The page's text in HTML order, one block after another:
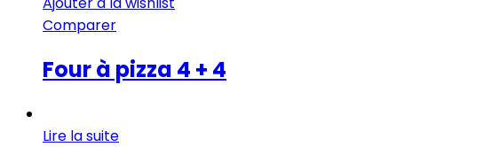
Comparer
Four à pizza 4 + 4
Lire la suite